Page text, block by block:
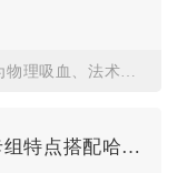
如何根据纽特卡组特点搭配哈利波特魔法觉醒